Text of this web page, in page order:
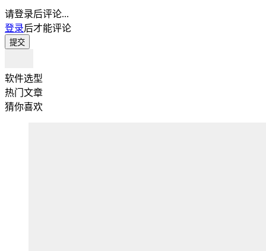
请登录后评论...
登录后才能评论
提交
软件选型
热门文章
猜你喜欢